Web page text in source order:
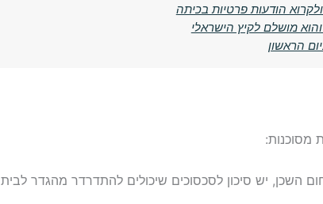
הודעות פרטיות בכיתה
מושלם לקיץ הישראלי
הראשון
מסוכנות:
השכן, יש סיכון לסכסוכים שיכולים להתדרדר מהגדר לבית